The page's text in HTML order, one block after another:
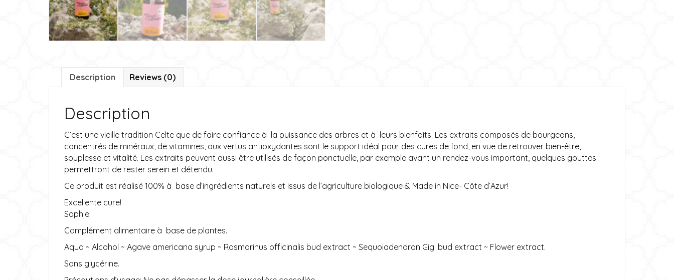
Description Reviews (0)
Description
C’est une vieille tradition Celte que de faire confiance à la puissance des arbres et à leurs bienfaits. Les extraits composés de bourgeons,
concentrés de minéraux, de vitamines, aux vertus antioxydantes sont le support idéal pour des cures de fond, en vue de retrouver bien-être,
souplesse et vitalité. Les extraits peuvent aussi être utilisés de façon ponctuelle, par exemple avant un rendez-vous important, quelques gouttes
permettront de rester serein et détendu.
Ce produit est réalisé 100% à base d’ingrédients naturels et issus de l’agriculture biologique & Made in Nice- Côte d’Azur!
Excellente cure!
Sophie
Complément alimentaire à base de plantes.
Aqua ~ Alcohol ~ Agave americana syrup ~ Rosmarinus officinalis bud extract ~ Sequoiadendron Gig. bud extract ~ Flower extract.
Sans glycérine.